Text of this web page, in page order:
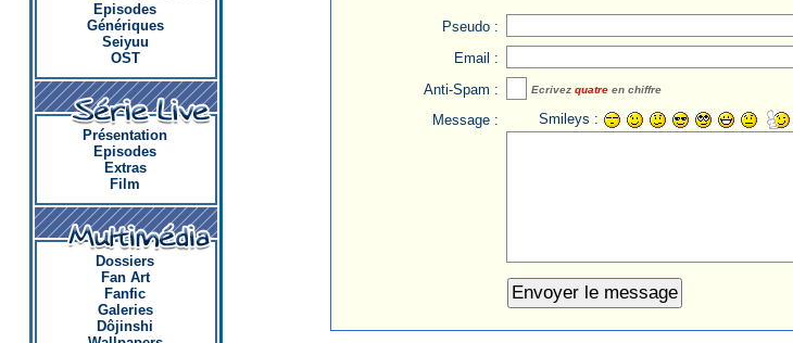
Episodes
Génériques
Seiyuu
OST
Présentation
Episodes
Extras
Film
Dossiers
Fan Art
Fanfic
Galeries
Dôjinshi
Pseudo :
Email :
Anti-Spam : Ecrivezquatre en chiffre
Smileys :
Message :